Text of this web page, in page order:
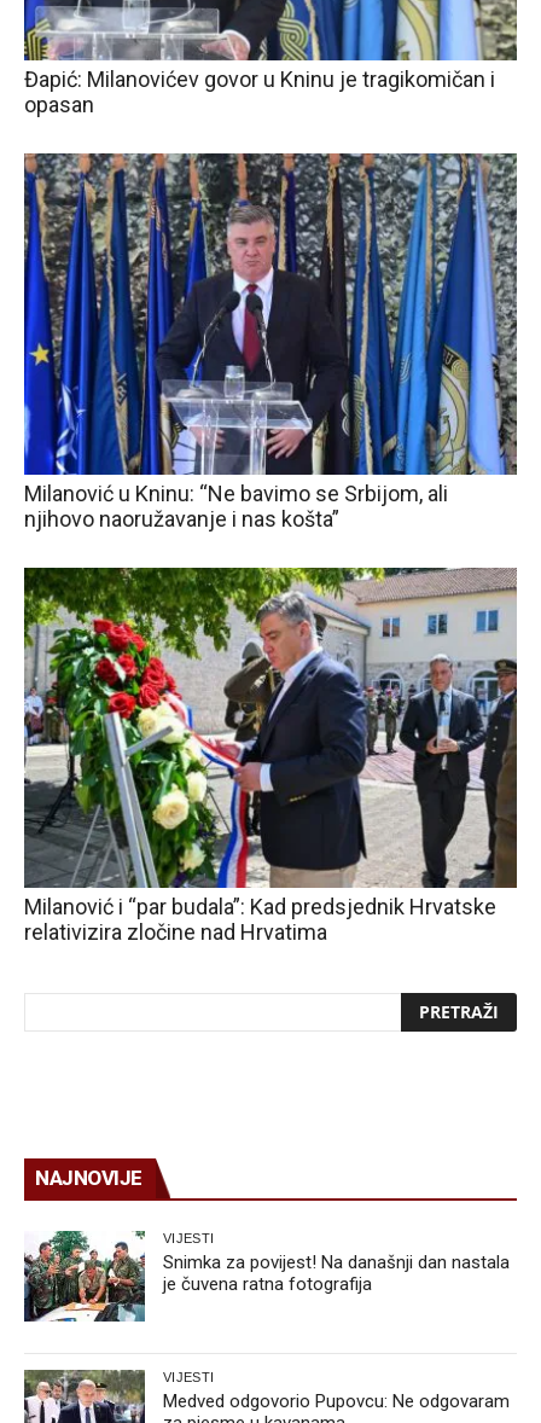
Đapić: Milanovićev govor u Kninu je tragikomičan i
opasan
Milanović u Kninu: “Ne bavimo se Srbijom, ali
njihovo naoružavanje i nas košta”
Milanović i “par budala”: Kad predsjednik Hrvatske
relativizira zločine nad Hrvatima
NAJNOVIJE
VIJESTI
Snimka za povijest! Na današnji dan nastala
je čuvena ratna fotografija
VIJESTI
Medved odgovorio Pupovcu: Ne odgovaram